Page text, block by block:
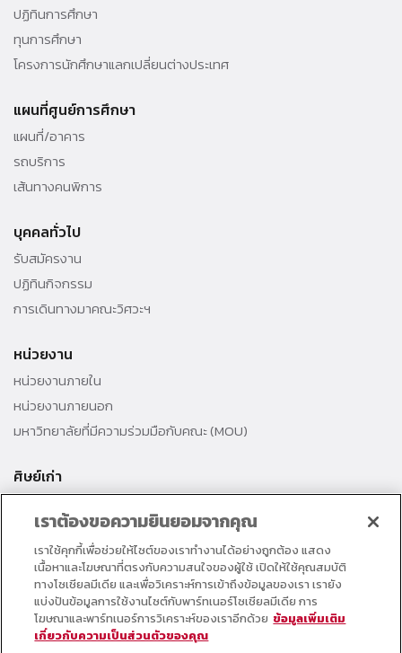
ปฏิทินการศึกษา
ทุนการศึกษา
โครงการนักศึกษาแลกเปลี่ยนต่างประเทศ
แผนที่ศูนย์การศึกษา
แผนที่/อาคาร
รถบริการ
เส้นทางคนพิการ
บุคคลทั่วไป
รับสมัครงาน
ปฏิทินกิจกรรม
การเดินทางมาคณะวิศวะฯ
หน่วยงาน
หน่วยงานภายใน
หน่วยงานภายนอก
มหาวิทยาลัยที่มีความร่วมมือกับคณะ (MOU)
ศิษย์เก่า
สำนักงานธรรมศาสตร์สัมพันธ์
ศิษย์เก่าดีเด่น
กองทุนวิศวกรแห่งธรรม เพื่อพัฒนาการศึกษา
อาจารย์และบุคลากร
เราต้องขอความยินยอมจากคุณ
เราใช้คุกกี้เพื่อช่วยให้ไซต์ของเราทำงานได้อย่างถูกต้อง แสดง
เนื้อหาและโฆษณาที่ตรงกับความสนใจของผู้ใช้ เปิดให้ใช้คุณสมบัติ
ทางโซเชียลมีเดีย และเพื่อวิเคราะห์การเข้าถึงข้อมูลของเรา เรายัง
แบ่งปันข้อมูลการใช้งานไซต์กับพาร์ทเนอร์โซเชียลมีเดีย การ
โฆษณาและพาร์ทเนอร์การวิเคราะห์ของเราอีกด้วย ข้อมูลเพิ่มเติม
เกี่ยวกับความเป็นส่วนตัวของคุณ